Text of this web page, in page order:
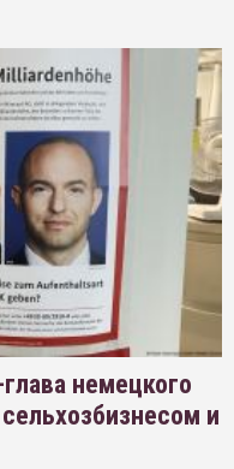
немецкого
и